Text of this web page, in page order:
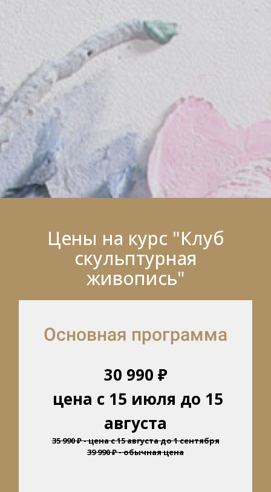
Цены на курс "Клуб
скульптурная
живопись"
Основная программа
30 990 ₽
цена с 15 июля до 15
августа
35 990 ₽ - цена с 15 августа до 1 сентября
39 990 ₽ - обычная цена